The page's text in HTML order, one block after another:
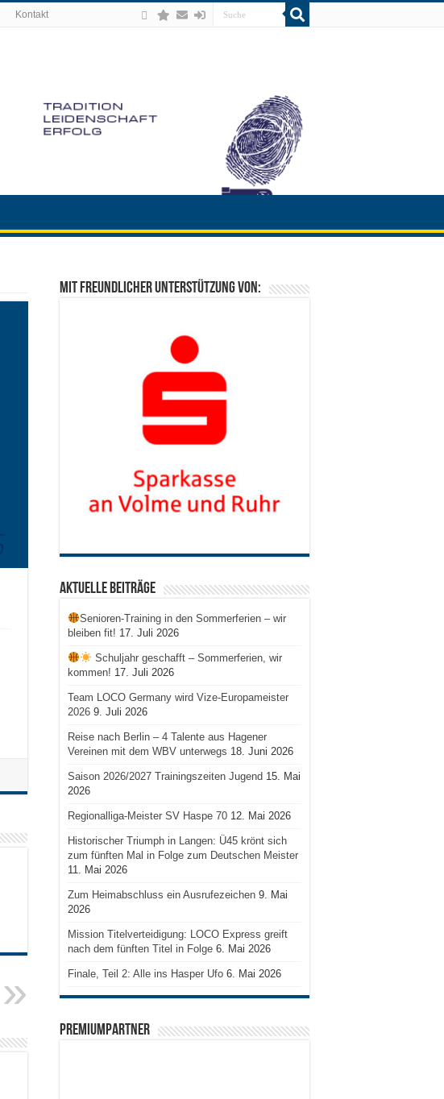
Kontakt
Mit freundlicher Unterstützung von:
Aktuelle Beiträge
Senioren-Training in den Sommerferien – wir
bleiben fit! 17. Juli 2026
Schuljahr geschafft – Sommerferien, wir
kommen! 17. Juli 2026
Team LOCO Germany wird Vize-Europameister
2026 9. Juli 2026
Reise nach Berlin – 4 Talente aus Hagener
Vereinen mit dem WBV unterwegs 18. Juni 2026
Saison 2026/2027 Trainingszeiten Jugend 15. Mai
2026
Regionalliga-Meister SV Haspe 70 12. Mai 2026
Historischer Triumph in Langen: Ü45 krönt sich
zum fünften Mal in Folge zum Deutschen Meister
11. Mai 2026
Zum Heimabschluss ein Ausrufezeichen 9. Mai
2026
Mission Titelverteidigung: LOCO Express greift
nach dem fünften Titel in Folge 6. Mai 2026
Finale, Teil 2: Alle ins Hasper Ufo 6. Mai 2026
PREMIUMPARTNER